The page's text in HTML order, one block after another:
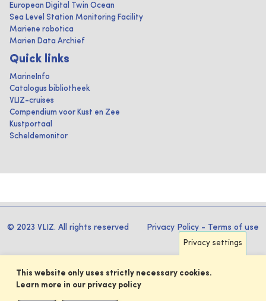
European Digital Twin Ocean
Sea Level Station Monitoring Facility
Mariene robotica
Marien Data Archief
Quick links
MarineInfo
Catalogus bibliotheek
VLIZ-cruises
Compendium voor Kust en Zee
Kustportaal
Scheldemonitor
© 2023 VLIZ. All rights reserved Privacy Policy - Terms of use
Privacy settings
This website only uses strictly necessary cookies.
Learn more in our privacy policy